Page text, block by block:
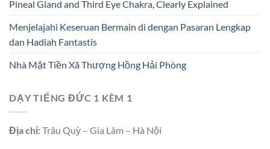
Pineal Gland and Third Eye Chakra, Clearly Explained
Menjelajahi Keseruan Bermain di dengan Pasaran Lengkap
dan Hadiah Fantastis
Nhà Mặt Tiền Xã Thượng Hồng Hải Phòng
DẠY TIẾNG ĐỨC 1 KÈM 1
Địa chỉ:Trâu Quỳ – Gia Lâm – Hà Nội